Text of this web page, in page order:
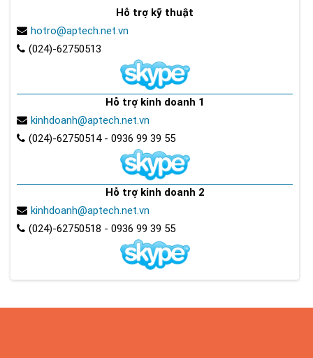
Hỗ trợ kỹ thuật
hotro@aptech.net.vn
(024)-62750513
Hỗ trợ kinh doanh 1
kinhdoanh@aptech.net.vn
(024)-62750514 - 0936 99 39 55
Hỗ trợ kinh doanh 2
kinhdoanh@aptech.net.vn
(024)-62750518 - 0936 99 39 55